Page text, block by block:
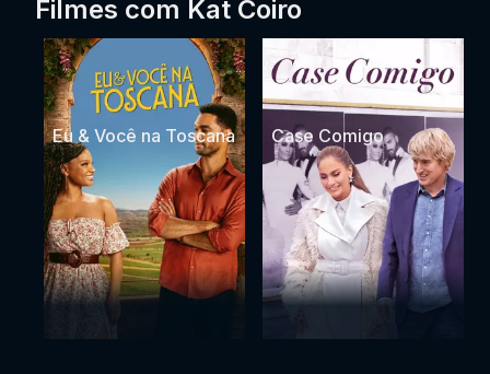
Filmes com Kat Coiro
Eu & Você na Toscana Case Comigo